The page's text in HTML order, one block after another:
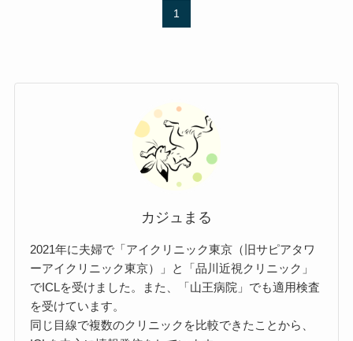
1
カジュまる
2021年に夫婦で「アイクリニック東京（旧サピアタワ
ーアイクリニック東京）」と「品川近視クリニック」
でICLを受けました。また、「山王病院」でも適用検査
を受けています。
同じ目線で複数のクリニックを比較できたことから、